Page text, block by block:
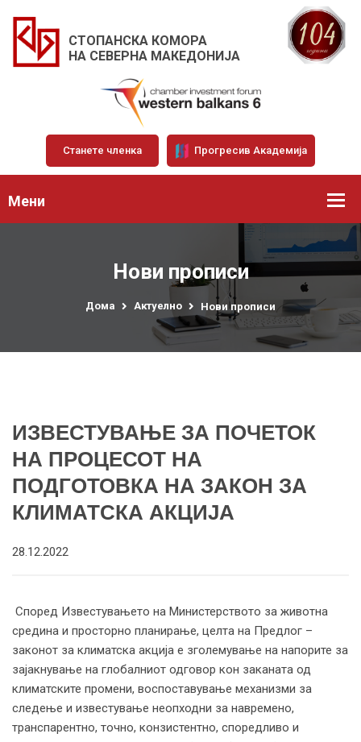
СТОПАНСКА КОМОРА
НА СЕВЕРНА МАКЕДОНИЈА
Станете членка Прогресив Академија
Мени
Нови прописи
Дома Актуелно Нови прописи
ИЗВЕСТУВАЊЕ ЗА ПОЧЕТОК
НА ПРОЦЕСОТ НА
ПОДГОТОВКА НА ЗАКОН ЗА
КЛИМАТСКА АКЦИЈА
28.12.2022
Според Известувањето на Министерството за животна
средина и просторно планирање, целта на Предлог –
законот за климатска акција е зголемување на напорите за
зајакнување на глобалниот одговор кон заканата од
климатските промени, воспоставување механизми за
следење и известување неопходни за навремено,
транспарентно, точно, конзистентно, споредливо и